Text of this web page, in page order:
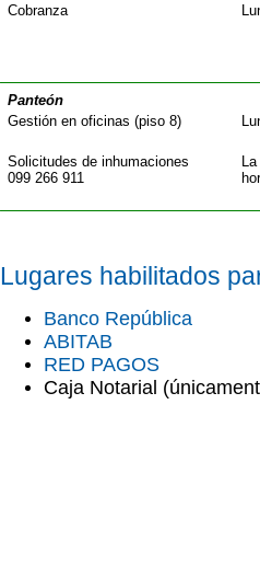
Cobranza
Panteón
Gestión en oficinas (piso 8)
Solicitudes de inhumaciones
099 266 911
Lugares habilitados
Banco República
ABITAB
RED PAGOS
Caja Notarial